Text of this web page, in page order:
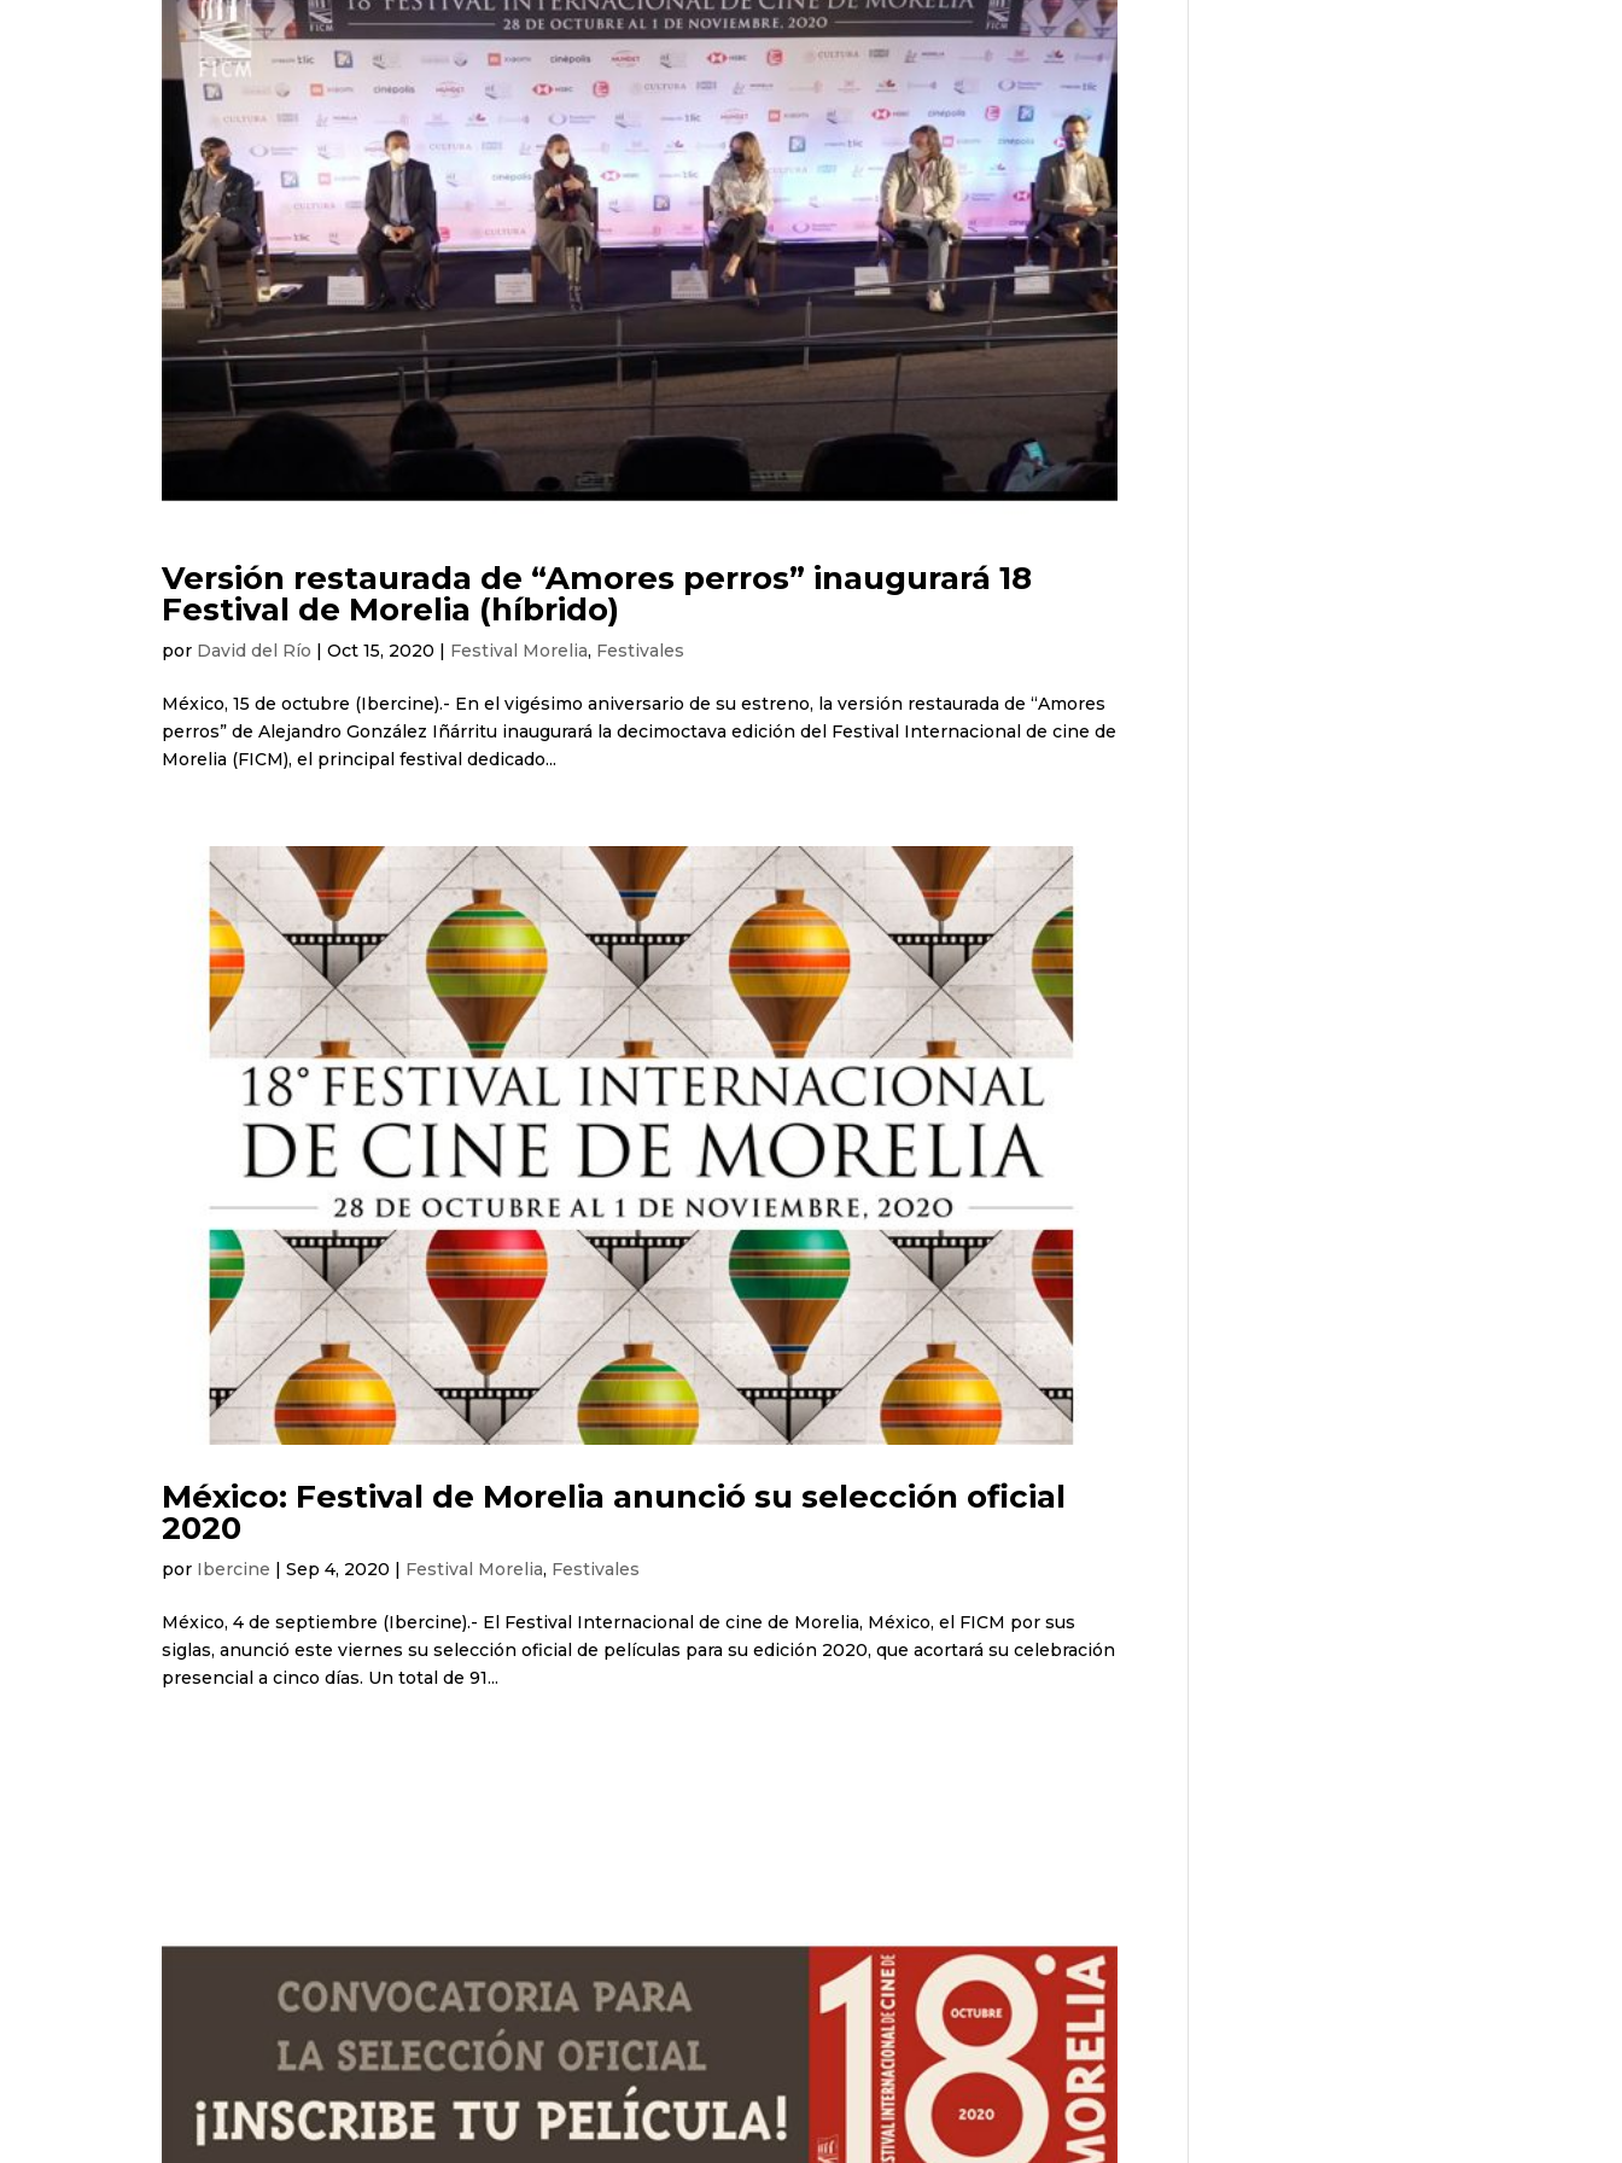
Versión restaurada de “Amores perros” inaugurará 18
Festival de Morelia (híbrido)
por David del Río |Oct 15, 2020 | Festival Morelia, Festivales
México, 15 de octubre (Ibercine).- En el vigésimo aniversario de su estreno, la versión restaurada de “Amores
perros” de Alejandro González Iñárritu inaugurará la decimoctava edición del Festival Internacional de cine de
Morelia (FICM), el principal festival dedicado...
México: Festival de Morelia anunció su selección oficial
2020
por Ibercine |Sep 4, 2020 | Festival Morelia, Festivales
México, 4 de septiembre (Ibercine).- El Festival Internacional de cine de Morelia, México, el FICM por sus
siglas, anunció este viernes su selección oficial de películas para su edición 2020, que acortará su celebración
presencial a cinco días. Un total de 91...